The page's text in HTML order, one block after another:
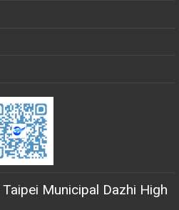
Taipei Municipal Dazhi High